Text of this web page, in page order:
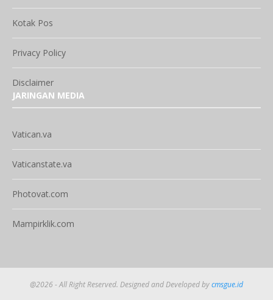
Kotak Pos
Privacy Policy
Disclaimer
JARINGAN MEDIA
Vatican.va
Vaticanstate.va
Photovat.com
Mampirklik.com
@2026 - All Right Reserved. Designed and Developed bycmsgue.id